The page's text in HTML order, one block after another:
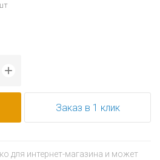
+
Заказ в 1 клик
для интернет-магазина и может